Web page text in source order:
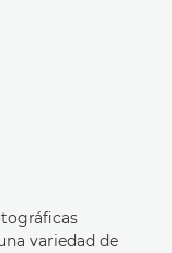
variedad de